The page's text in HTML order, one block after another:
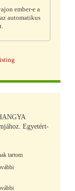
ember-e a
automatikus
Egyetért-
tartom